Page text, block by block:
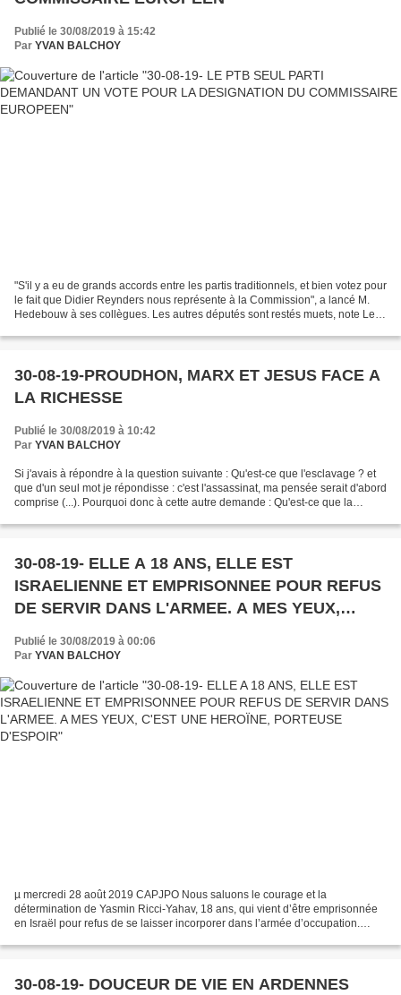
Publié le 30/08/2019 à 15:42
Par YVAN BALCHOY
"S'il y a eu de grands accords entre les partis traditionnels, et bien votez pour
le fait que Didier Reynders nous représente à la Commission", a lancé M.
Hedebouw à ses collègues. Les autres députés sont restés muets, note Le
30-08-19-PROUDHON, MARX ET JESUS FACE A
LA RICHESSE
Publié le 30/08/2019 à 10:42
Par YVAN BALCHOY
Si j'avais à répondre à la question suivante : Qu'est-ce que l'esclavage ? et
que d'un seul mot je répondisse : c'est l'assassinat, ma pensée serait d'abord
comprise (...). Pourquoi donc à cette autre demande : Qu'est-ce que la
30-08-19- ELLE A 18 ANS, ELLE EST
ISRAELIENNE ET EMPRISONNEE POUR REFUS
DE SERVIR DANS L'ARMEE. A MES YEUX,
Publié le 30/08/2019 à 00:06
Par YVAN BALCHOY
µ mercredi 28 août 2019 CAPJPO Nous saluons le courage et la
détermination de Yasmin Ricci-Yahav, 18 ans, qui vient d’être emprisonnée
en Israël pour refus de se laisser incorporer dans l’armée d’occupation.
article411),...
30-08-19- DOUCEUR DE VIE EN ARDENNES